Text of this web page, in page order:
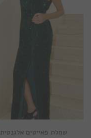
שמלת פאייטים אלגנטית